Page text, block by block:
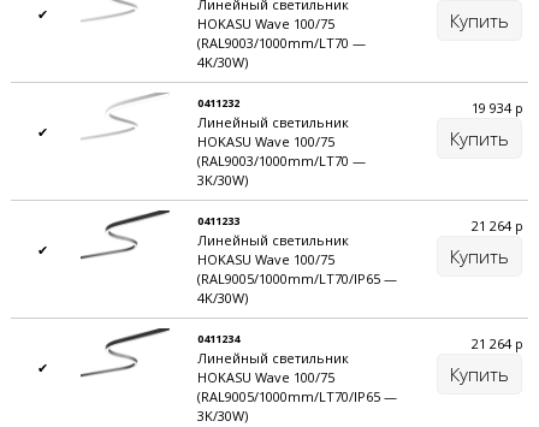
Если у вас возникли сложности с выбором оборудования,
мы готовы помочь. Позвоните нам 8 (499) 322-20-84 или
отправьте проект на эл.почту sale@ulight.ru – составим
расчет освещенности, подберем оборудование и
изготовим светильник интересующей вас конфигурации.
СИСТЕМА УПРАВЛЕНИЯ
Продуманный дизайн светильников HOKASU позволяет
установить различные системы управления:
Управление светильников с пульта 2.4Ггц;
Цифровое управление DALI;
Аналоговое управление по протоколу 1-10В;
Комплектация блоком аварийного освещения на 1 и 3
✔
Линейный светильник
HOKASU Wave 100/75
(RAL9003/1000mm/LT70 —
4K/30W)
Купить
✔
0411232
Линейный светильник
HOKASU Wave 100/75
(RAL9003/1000mm/LT70 —
3K/30W)
19 934 р
Купить
✔
0411233
Линейный светильник
HOKASU Wave 100/75
(RAL9005/1000mm/LT70/IP65 —
4K/30W)
21 264 р
Купить
✔
0411234
Линейный светильник
HOKASU Wave 100/75
(RAL9005/1000mm/LT70/IP65 —
3K/30W)
21 264 р
Купить